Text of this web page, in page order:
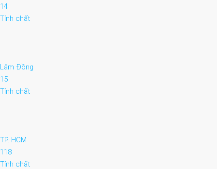
14
Tính chất
Lâm Đồng
15
Tính chất
TP. HCM
118
Tính chất